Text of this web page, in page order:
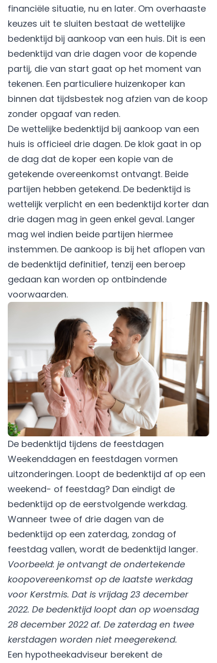
financiële situatie, nu en later. Om overhaaste
keuzes uit te sluiten bestaat de wettelijke
bedenktijd bij aankoop van een huis. Dit is een
bedenktijd van drie dagen voor de kopende
partij, die van start gaat op het moment van
tekenen. Een particuliere huizenkoper kan
binnen dat tijdsbestek nog afzien van de koop
zonder opgaaf van reden.
De wettelijke bedenktijd bij aankoop van een
huis is officieel drie dagen. De klok gaat in op
de dag dat de koper een kopie van de
getekende overeenkomst ontvangt. Beide
partijen hebben getekend. De bedenktijd is
wettelijk verplicht en een bedenktijd korter dan
drie dagen mag in geen enkel geval. Langer
mag wel indien beide partijen hiermee
instemmen. De aankoop is bij het aflopen van
de bedenktijd definitief, tenzij een beroep
gedaan kan worden op ontbindende
voorwaarden.
De bedenktijd tijdens de feestdagen
Weekenddagen en feestdagen vormen
uitzonderingen. Loopt de bedenktijd af op een
weekend- of feestdag? Dan eindigt de
bedenktijd op de eerstvolgende werkdag.
Wanneer twee of drie dagen van de
bedenktijd op een zaterdag, zondag of
feestdag vallen, wordt de bedenktijd langer.
Voorbeeld: je ontvangt de ondertekende
koopovereenkomst op de laatste werkdag
voor Kerstmis. Dat is vrijdag 23 december
2022. De bedenktijd loopt dan op woensdag
28 december 2022 af. De zaterdag en twee
kerstdagen worden niet meegerekend.
Een hypotheekadviseur berekent de